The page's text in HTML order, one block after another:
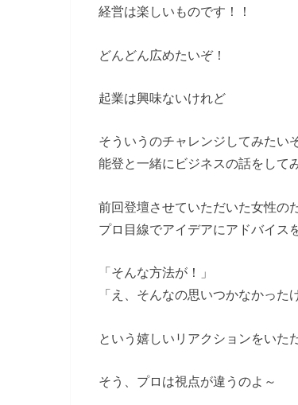
経営は楽しいものです！！
どんどん広めたいぞ！
起業は興味ないけれど
そういうのチャレンジしてみたい
能登と一緒にビジネスの話をして
前回登壇させていただいた女性の
プロ目線でアイデアにアドバイス
「そんな方法が！」
「え、そんなの思いつかなかった
という嬉しいリアクションをいた
そう、プロは視点が違うのよ～